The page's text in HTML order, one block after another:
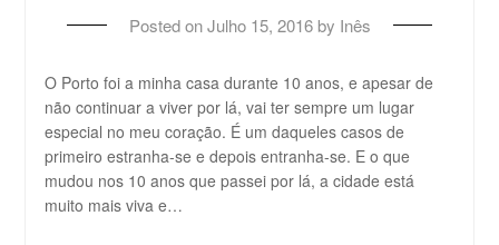
Posted onJulho 15, 2016by Inês
O Porto foi a minha casa durante 10 anos, e apesar de
não continuar a viver por lá, vai ter sempre um lugar
especial no meu coração. É um daqueles casos de
primeiro estranha-se e depois entranha-se. E o que
mudou nos 10 anos que passei por lá, a cidade está
muito mais viva e…